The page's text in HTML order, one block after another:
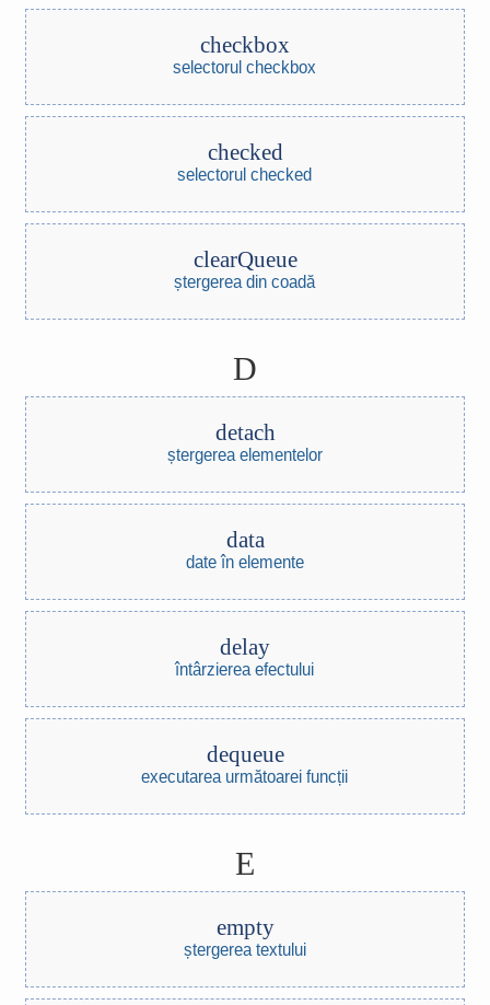
checkbox
selectorul checkbox
checked
selectorul checked
clearQueue
ștergerea din coadă
D
detach
ștergerea elementelor
data
date în elemente
delay
întârzierea efectului
dequeue
executarea următoarei funcții
E
empty
ștergerea textului